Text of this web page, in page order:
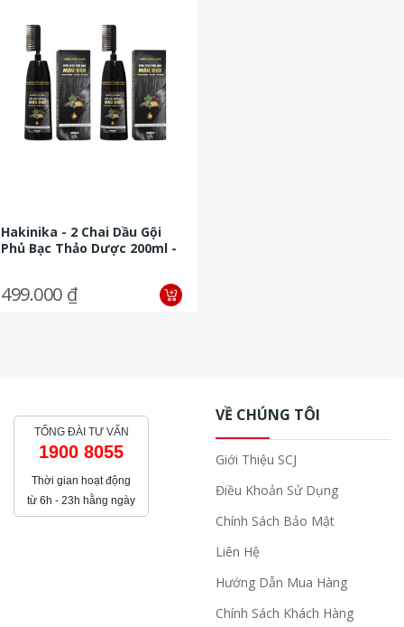
Hakinika - 2 Chai Dầu Gội
Phủ Bạc Thảo Dược 200ml -
499.000 ₫
TỔNG ĐÀI TƯ VẤN
1900 8055
Thời gian hoạt động
từ 6h - 23h hằng ngày
VỀ CHÚNG TÔI
Giới Thiệu SCJ
Điều Khoản Sử Dụng
Chính Sách Bảo Mật
Liên Hệ
Hướng Dẫn Mua Hàng
Chính Sách Khách Hàng